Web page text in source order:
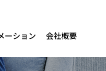
ーション 会社概要